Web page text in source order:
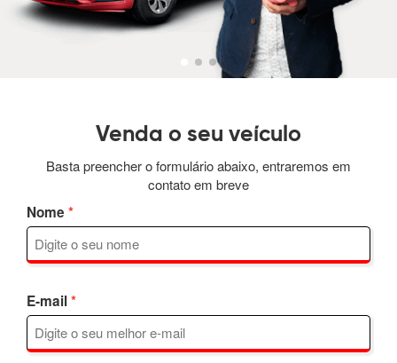
(31)
98468-
Venda o seu veículo
Basta preencher o formulário abaixo, entraremos em
contato em breve
Nome
E-mail